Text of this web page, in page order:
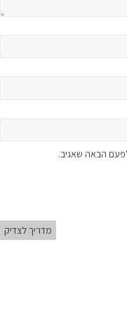
הבאה שאגיב.
מדריך לצדיק